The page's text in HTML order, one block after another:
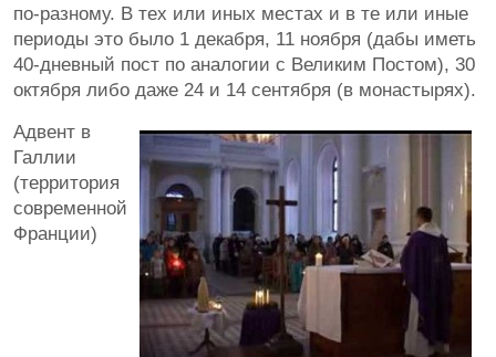
по-разному. В тех или иных местах и в те или иные
периоды это было 1 декабря, 11 ноября (дабы иметь
40-дневный пост по аналогии с Великим Постом), 30
октября либо даже 24 и 14 сентября (в монастырях).
Адвент в
Галлии
(территория
современной
Франции)